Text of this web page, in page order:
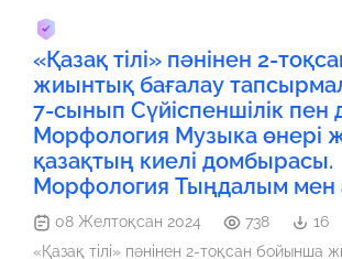
«Қазақ тілі» пәнінен 2-
жиынтық бағалау
7-сынып Сүйіспеншілік пен
Морфология Музыка өнері
қазақтың киелі домбырасы.
Морфология Тыңдалым мен
08 Желтоқсан 2024 738
16
«Қазақ тілі» пәнінен 2-тоқсан бойынша